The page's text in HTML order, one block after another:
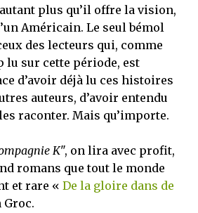
plus qu’il offre la vision,
Américain. Le seul bémol
des lecteurs qui, comme
lu sur cette période, est
d’avoir déjà lu ces histoires
auteurs, d’avoir entendu
raconter. Mais qu’importe.
K", on lira avec profit,
romans que tout le monde
et rare « De la gloire dans de
Groc.